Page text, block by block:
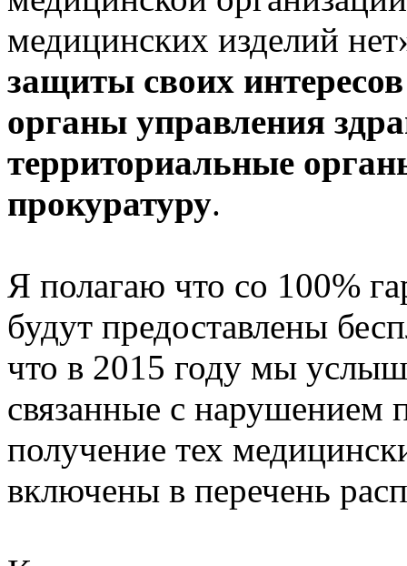
медицинских изделий
защиты своих
органы управления
территориальные
прокуратуру.
Я полагаю что со 100%
будут предоставлены
что в 2015 году мы
связанные с нарушением
получение тех
включены в перечень